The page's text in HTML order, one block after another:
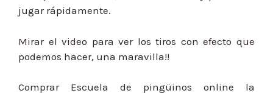
jugar rápidamente.
Mirar el video para ver los tiros con efecto que
podemos hacer, una maravilla!!
Comprar Escuela de pingüinos online la